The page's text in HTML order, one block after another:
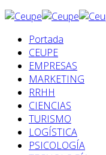
Portada
CEUPE
EMPRESAS
MARKETING
RRHH
CIENCIAS
TURISMO
LOGÍSTICA
PSICOLOGÍA